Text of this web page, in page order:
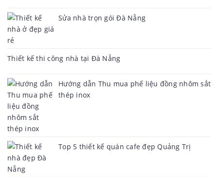
Sửa nhà trọn gói Đà Nẵng
Thiết kế thi công nhà tại Đà Nẵng
Hướng dẫn Thu mua phế liệu đồng nhôm sắt
thép inox
Top 5 thiết kế quán cafe đẹp Quảng Trị